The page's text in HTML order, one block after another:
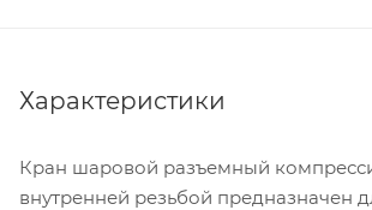
Характеристики
Кран шаровой разъемный
внутренней резьбой предназначен